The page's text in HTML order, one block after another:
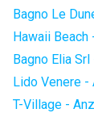
Bagno Le
Hawaii Beach
Bagno Elia
Lido Venere -
T-Village -